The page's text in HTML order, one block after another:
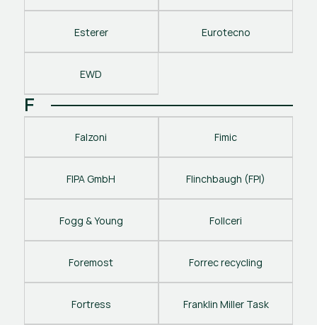
Esterer Eurotecno
EWD
F
Falzoni Fimic
FIPA GmbH Flinchbaugh (FPI)
Fogg & Young Follceri
Foremost Forrec recycling
Fortress Franklin Miller Task